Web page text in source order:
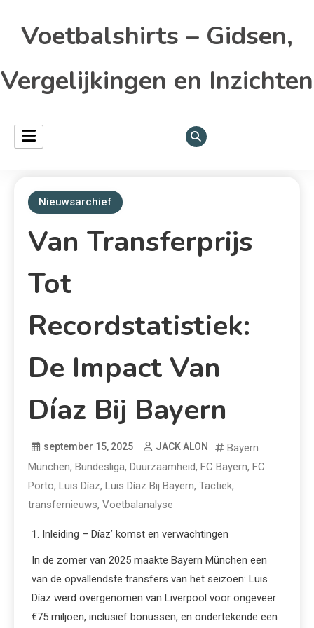
Voetbalshirts – Gidsen,
Vergelijkingen en Inzichten
Nieuwsarchief
Van Transferprijs
Tot
Recordstatistiek:
De Impact Van
Díaz Bij Bayern
september 15, 2025 JACK ALON
Bayern
München, Bundesliga, Duurzaamheid, FC Bayern, FC
Porto, Luis Díaz, Luis Díaz Bij Bayern, Tactiek,
transfernieuws, Voetbalanalyse
1. Inleiding – Díaz’ komst en verwachtingen
In de zomer van 2025 maakte Bayern München een
van de opvallendste transfers van het seizoen: Luis
Díaz werd overgenomen van Liverpool voor ongeveer
€75 miljoen, inclusief bonussen, en ondertekende een